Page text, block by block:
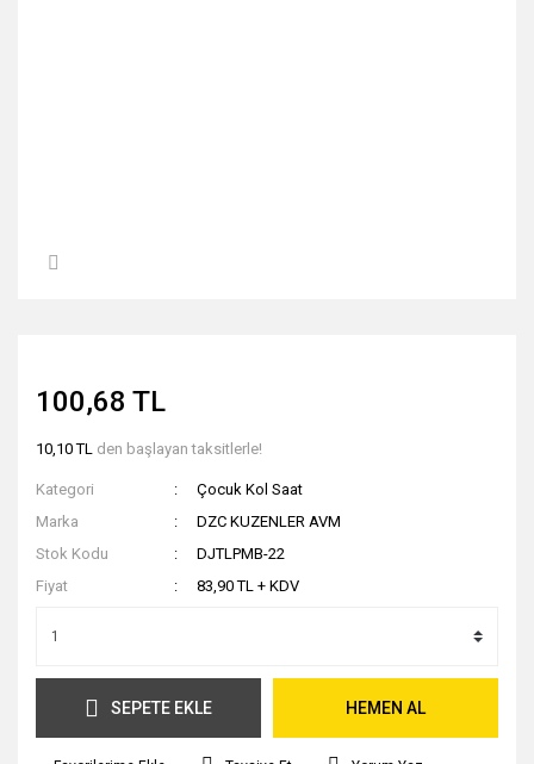
100,68 TL
10,10 TL den başlayan taksitlerle!
Kategori
Çocuk Kol Saat
Marka
DZC KUZENLER AVM
Stok Kodu
DJTLPMB-22
Fiyat
83,90 TL + KDV
SEPETE EKLE HEMEN AL